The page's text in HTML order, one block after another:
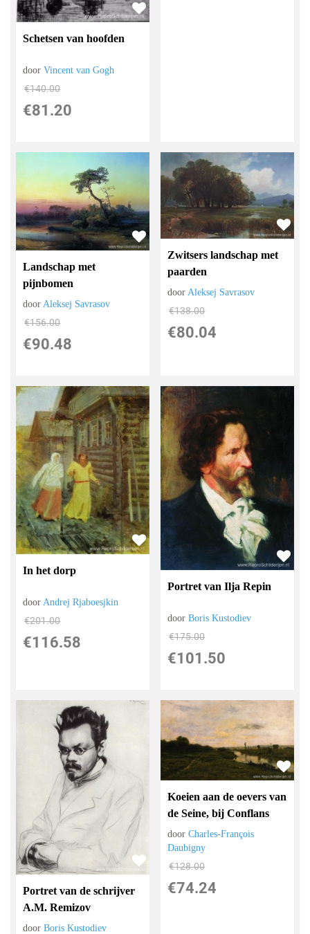
Schetsen van hoofden
doorVincent van Gogh
€140.00
€81.20
Landschap met
pijnbomen
door Aleksej Savrasov
€156.00
€90.48
Zwitsers landschap met
paarden
door Aleksej Savrasov
€138.00
€80.04
In het dorp
doorAndrej Rjaboesjkin
€201.00
€116.58
Portret van Ilja Repin
doorBoris Kustodiev
€175.00
€101.50
Portret van de schrijver
A.M. Remizov
doorBoris Kustodiev
Koeien aan de oevers van
de Seine, bij Conflans
doorCharles-François
Daubigny
€128.00
€74.24